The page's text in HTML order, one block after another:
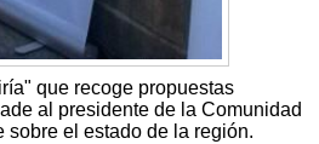
que recoge propuestas
al presidente de la Comunidad
el estado de la región.